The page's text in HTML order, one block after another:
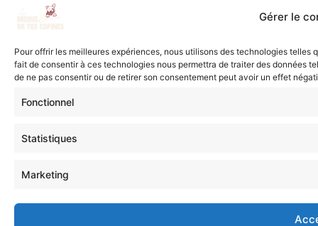
Gérer le
Pour offrir les meilleures expériences, nous utilisons des technologies
fait de consentir à ces technologies nous permettra de traiter des données
de ne pas consentir ou de retirer son consentement peut avoir un effet
Fonctionnel
Statistiques
Marketing